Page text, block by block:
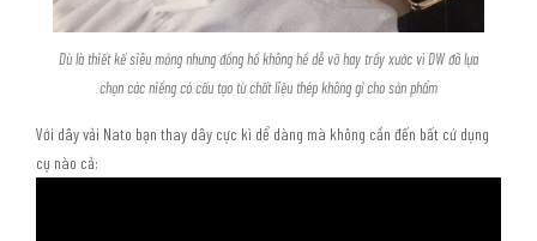
Dù là thiết kế siêu mỏng nhưng đồng hồ không hề dễ vỡ hay trầy xước vì DW đã lựa
chọn các niềng có cấu tạo từ chất liệu thép không gỉ cho sản phẩm
Với dây vải Nato bạn thay dây cực kì dể dàng mà không cần đến bất cứ dụng
cụ nào cả: